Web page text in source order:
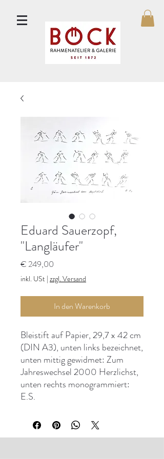
Eduard Sauerzopf,
"Langläufer"
€ 249,00
inkl. USt | zzgl. Versand
In den Warenkorb
Bleistift auf Papier, 29,7 x 42 cm
(DIN A3), unten links bezeichnet,
unten mittig gewidmet: Zum
Jahreswechsel 2000 Herzlichst,
unten rechts monogrammiert:
E.S.